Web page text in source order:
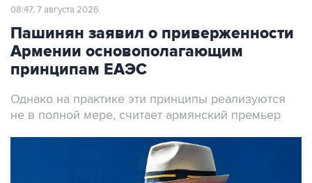
Пашинян заявил о приверженности
Армении основополагающим
принципам ЕАЭС
Однако на практике эти принципы реализуются